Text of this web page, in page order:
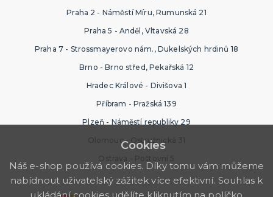
Praha 2 - Náměstí Míru, Rumunská 21
Praha 5 - Anděl, Vltavská 28
Praha 7 - Strossmayerovo nám., Dukelských hrdinů 18
Brno - Brno střed, Pekařská 12
Hradec Králové - Divišova 1
Příbram - Pražská 139
Plzeň - Náměstí republiky 29
Olomouc - Ostružnická 31
Ostrava - Poštovní 5
Cookies
Náš e-shop používá cookies. Díky tomu vám můžeme
nabídnout uživatelský zážitek více efektivní. Souhlas k
ukládání cookies udělíte kliknutím na políčko